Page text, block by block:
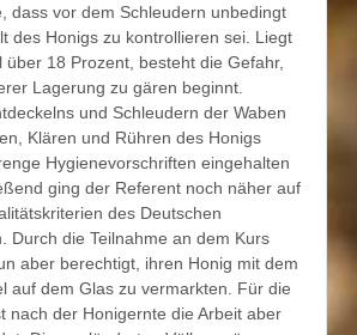
dass vor dem Schleudern unbedingt
des Honigs zu kontrollieren sei. Liegt
über 18 Prozent, besteht die Gefahr,
Lagerung zu gären beginnt.
und Schleudern der Waben
Klären und Rühren des Honigs
Hygienevorschriften eingehalten
ging der Referent noch näher auf
des Deutschen
Durch die Teilnahme an dem Kurs
aber berechtigt, ihren Honig mit dem
auf dem Glas zu vermarkten. Für die
nach der Honigernte die Arbeit aber